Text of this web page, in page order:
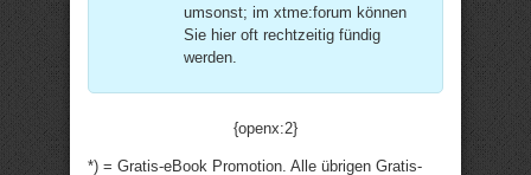
umsonst; im xtme:forum können
Sie hier oft rechtzeitig fündig
werden.
{openx:2}
*) = Gratis-eBook Promotion. Alle übrigen Gratis-